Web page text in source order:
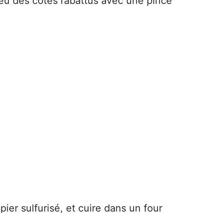
sulfurisé, et cuire dans un four